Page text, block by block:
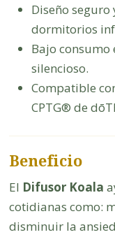
Diseño
dormitorios
Bajo
silencioso.
Compatible
CPTG® de
Beneficio
El Difusor Koala
cotidianas como:
disminuir la